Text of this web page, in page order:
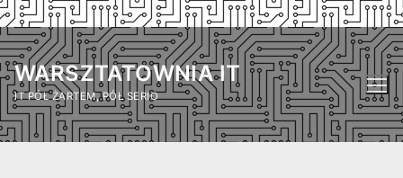
Przejdź
do
treści
WARSZTATOWNIA IT
IT PÓŁ ŻARTEM, PÓŁ SERIO